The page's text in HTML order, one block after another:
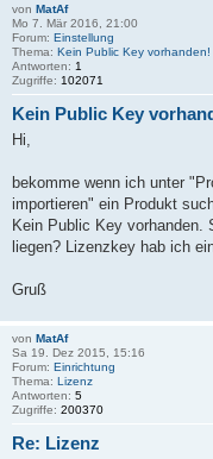
von MatAf
Mo 7. Mär 2016, 21:00
Forum: Einstellung
Thema: Kein Public Key vorhanden!
Antworten: 1
Zugriffe: 102071
Kein Public Key
Hi,
bekomme wenn ich unter
importieren" ein Produkt
Kein Public Key vorhanden.
liegen? Lizenzkey hab ich
Gruß
von MatAf
Sa 19. Dez 2015, 15:16
Forum: Einrichtung
Thema: Lizenz
Antworten: 5
Zugriffe: 200370
Re: Lizenz